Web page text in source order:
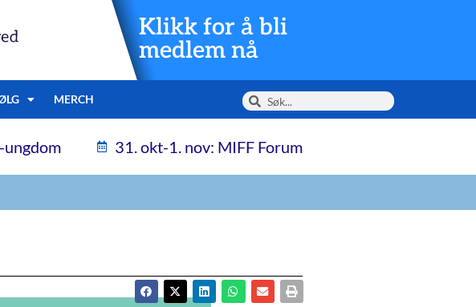
Klikk for å bli
medlem nå
MERCH
31. okt-1. nov: MIFF Forum